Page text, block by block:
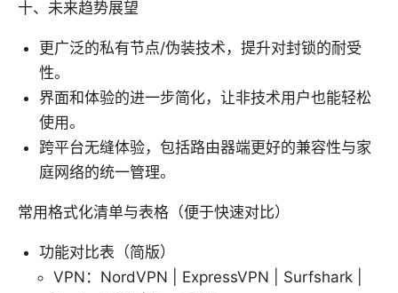
十、未来趋势展望
更广泛的私有节点/伪装技术，提升对封锁的耐受
性。
界面和体验的进一步简化，让非技术用户也能轻松
使用。
跨平台无缝体验，包括路由器端更好的兼容性与家
庭网络的统一管理。
常用格式化清单与表格（便于快速对比）
功能对比表（简版）
VPN：NordVPN | ExpressVPN | Surfshark |